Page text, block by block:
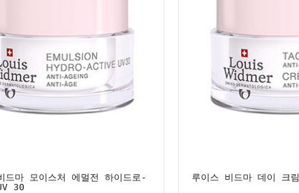
드마 모이스처 에멀전 하이드로-
30
루이스 비드마 데이 크림